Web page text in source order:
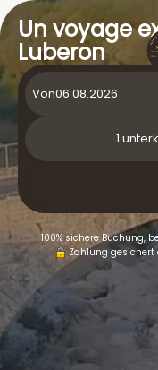
Un voyage
Luberon
Von
1
100% sichere Buchung,
Zahlung gesichert